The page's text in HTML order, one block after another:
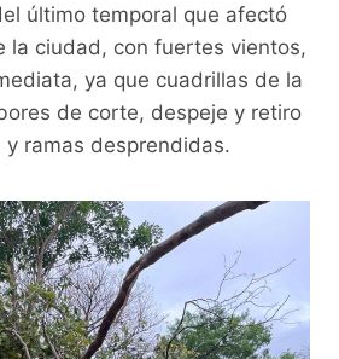
último temporal que afectó
la ciudad, con fuertes vientos,
ya que cuadrillas de la
de corte, despeje y retiro
ramas desprendidas.